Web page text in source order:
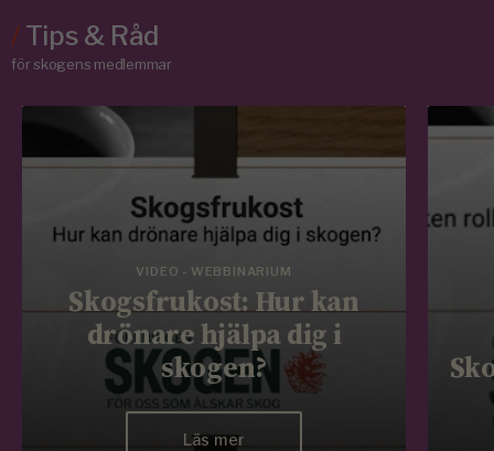
/Tips & Råd
för skogens medlemmar
VIDEO - WEBBINARIUM
Skogsfrukost: Hur kan
drönare hjälpa dig i
skogen?
Läs mer